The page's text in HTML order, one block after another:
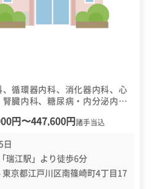
循環器内科、消化器内科、心
臓内科、糖尿病・内分泌内
、消化器外科、呼吸器外科、
円〜447,600円諸手当込
日
瑞江駅」より徒歩6分
東京都江戸川区南篠崎町4丁目17